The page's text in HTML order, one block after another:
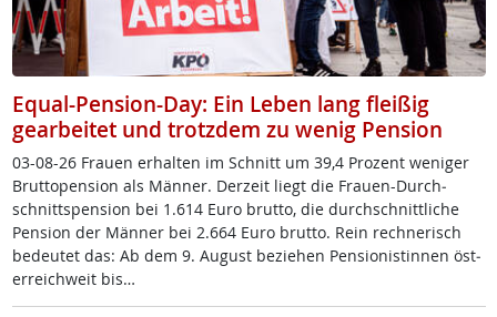
Equal-Pension-Day: Ein Leben lang fleißig
gearbeitet und trotzdem zu wenig Pension
03-08-26 Frau­en er­hal­ten im Schnitt um 39,4 Pro­zent we­ni­ger
Brut­to­pen­si­on als Män­ner. Der­zeit liegt die Frau­en-Durch­
schnitt­s­pen­si­on bei 1.614 Eu­ro brut­to, die durch­schnitt­li­che
Pen­si­on der Män­ner bei 2.664 Eu­ro brut­to. Rein rech­ne­risch
be­deu­tet das: Ab dem 9. Au­gust be­zie­hen Pen­sio­nis­tin­nen ös­t­
er­reich­weit bis…